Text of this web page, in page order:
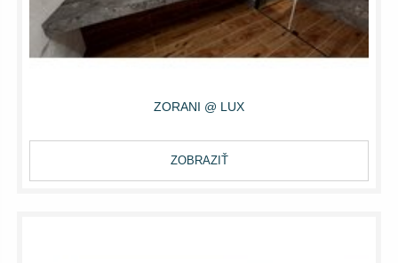
ZORANI @ LUX
ZOBRAZIŤ